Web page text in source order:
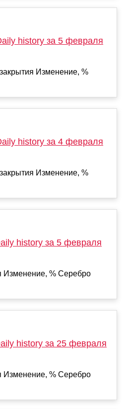
history за 5 февраля
Изменение, %
history за 4 февраля
Изменение, %
history за 5 февраля
Изменение, % Серебро
history за 25 февраля
Изменение, % Серебро